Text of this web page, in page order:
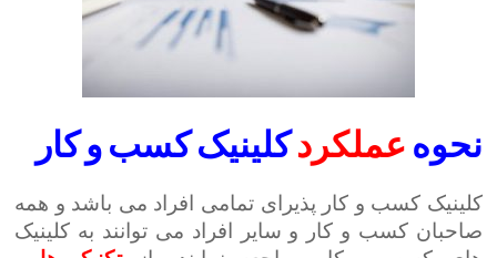
نحوه عملکردکلینیک کسب و کار
کلینیک کسب و کار پذیرای تمامی افراد می باشد و همه
صاحبان کسب و کار و سایر افراد می توانند به کلینیک